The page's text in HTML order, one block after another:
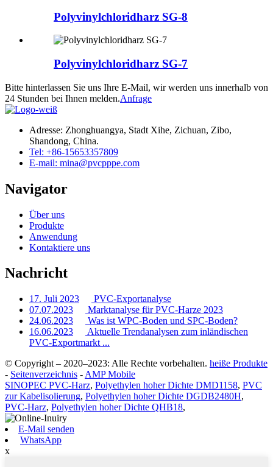
Polyvinylchloridharz SG-8
Polyvinylchloridharz SG-7
Bitte hinterlassen Sie uns Ihre E-Mail, wir werden uns innerhalb von
24 Stunden bei Ihnen melden.Anfrage
Adresse: Zhonghuangya, Stadt Xihe, Zichuan, Zibo,
Shandong, China.
Tel: +86-15653357809
E-mail: mina@pvcpppe.com
Navigator
Über uns
Produkte
Anwendung
Kontaktiere uns
Nachricht
17. Juli 2023
PVC-Exportanalyse
07.07.2023
Marktanalyse für PVC-Harze 2023
24.06.2023
Was ist WPC-Boden und SPC-Boden?
16.06.2023
Aktuelle Trendanalysen zum inländischen
PVC-Exportmarkt ...
© Copyright – 2020–2023: Alle Rechte vorbehalten. heiße Produkte
- Seitenverzeichnis - AMP Mobile
SINOPEC PVC-Harz, Polyethylen hoher Dichte DMD1158, PVC
zur Kabelisolierung, Polyethylen hoher Dichte DGDB2480H,
PVC-Harz, Polyethylen hoher Dichte QHB18,
E-Mail senden
WhatsApp
x